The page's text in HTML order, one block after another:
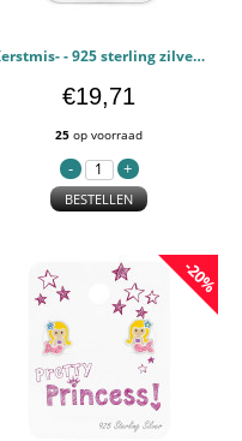
Kerstmis- - 925 sterling zilver Kinderen Sets PCJW49126
€19,71
25 op voorraad
BESTELLEN
-20%